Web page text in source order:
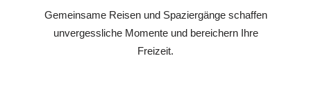
Gemeinsame Reisen und Spaziergänge schaffen
unvergessliche Momente und bereichern Ihre
Freizeit.